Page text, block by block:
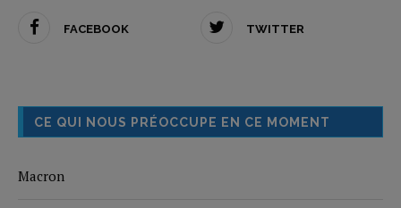
FACEBOOK TWITTER
CE QUI NOUS PRÉOCCUPE EN CE MOMENT
Macron